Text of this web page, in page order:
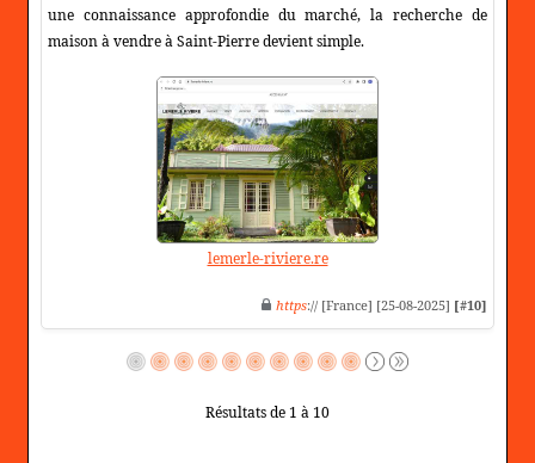
une connaissance approfondie du marché, la recherche de
maison à vendre à Saint-Pierre devient simple.
lemerle-riviere.re
https:// [France] [25-08-2025] [#10]
Résultats de 1 à 10